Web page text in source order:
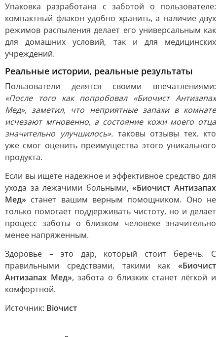
Упаковка разработана с заботой о пользователе:
компактный флакон удобно хранить, а наличие двух
режимов распыления делает его универсальным как
для домашних условий, так и для медицинских
учреждений.
Реальные истории, реальные результаты
Пользователи делятся своими впечатлениями:
«После того как попробовал «Биочист Антизапах
Мед», заметил, что неприятные запахи в комнате
исчезают мгновенно, а состояние кожи моего отца
значительно улучшилось». таковы отзывы тех, кто
уже смог оценить преимущества этого уникального
продукта.
Если вы ищете надежное и эффективное средство для
ухода за лежачими больными,«Биочист Антизапах
Мед» станет вашим верным помощником. Оно не
только помогает поддерживать чистоту, но и делает
процесс заботы о близком человеке значительно
менее напряженным.
Здоровье – это дар, который стоит беречь. С
правильными средствами, такими как «Биочист
Антизапах Мед», забота о близких станет лёгкой и
комфортной.
Источник: Bioчист